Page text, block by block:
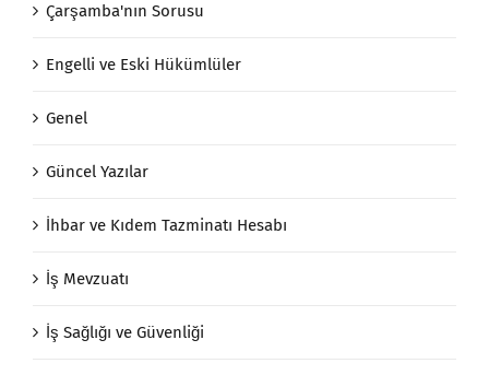
Çarşamba'nın Sorusu
Engelli ve Eski Hükümlüler
Genel
Güncel Yazılar
İhbar ve Kıdem Tazminatı Hesabı
İş Mevzuatı
İş Sağlığı ve Güvenliği